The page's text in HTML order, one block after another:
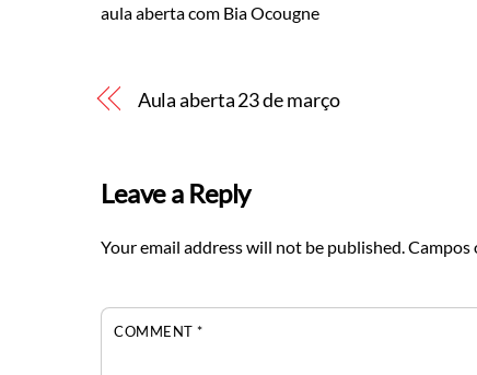
aula aberta com Bia Ocougne
Aula aberta 23 de março
Leave a Reply
Your email address will not be published.Campos
COMMENT*